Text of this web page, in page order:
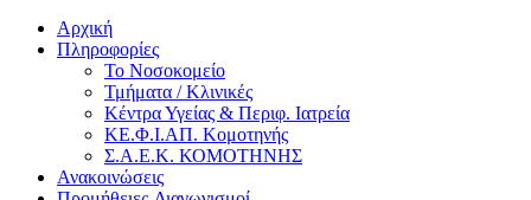
Αρχική
Πληροφορίες
Το Νοσοκομείο
Τμήματα / Κλινικές
Κέντρα Υγείας & Περιφ. Ιατρεία
ΚΕ.Φ.Ι.ΑΠ. Κομοτηνής
Σ.Α.Ε.Κ. ΚΟΜΟΤΗΝΗΣ
Ανακοινώσεις